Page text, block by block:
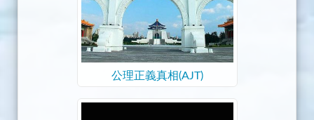
公理正義真相(AJT)